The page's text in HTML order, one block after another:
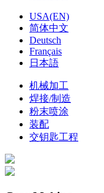
USA(EN)
简体中文
Deutsch
Français
日本語
机械加工
焊接/制造
粉末喷涂
装配
交钥匙工程